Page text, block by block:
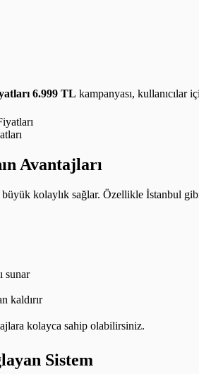
6.999 TL kampanyası, kullanıcılar
Avantajları
kolaylık sağlar. Özellikle İstanbul
sunar
kaldırır
kolayca sahip olabilirsiniz.
Sistem